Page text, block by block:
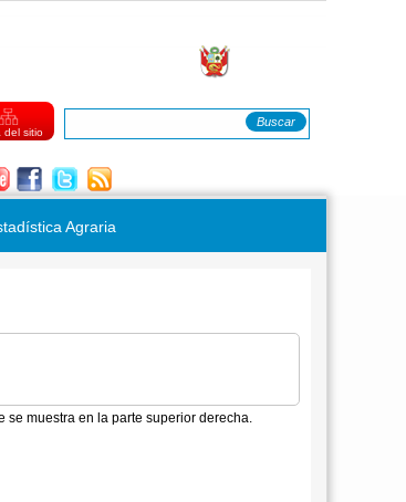
del sitio
FORMULARIO DE BÚSQUEDA
Buscar
Agraria
se muestra en la parte superior derecha.